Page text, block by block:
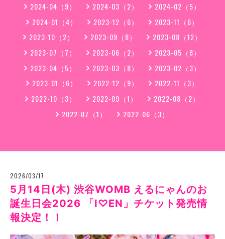
2024-04（9）
2024-03（2）
2024-02（5）
2024-01（4）
2023-12（6）
2023-11（6）
2023-10（2）
2023-09（8）
2023-08（12）
2023-07（7）
2023-06（2）
2023-05（8）
2023-04（5）
2023-03（8）
2023-02（3）
2023-01（6）
2022-12（9）
2022-11（3）
2022-10（3）
2022-09（1）
2022-08（2）
2022-07（1）
2022-06（3）
2026/03/17
5月14日(木) 渋谷WOMB えるにゃんのお
誕生日会2026 「I♡EN」チケット発売情
報決定！！